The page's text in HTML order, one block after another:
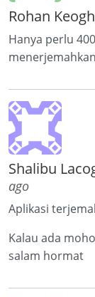
Rohan Keogh
Hanya perlu
Shalibu
ago
Aplikasi
Kalau ada
salam hormat